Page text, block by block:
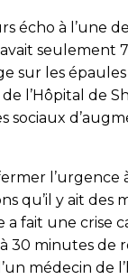
écho à l’une
seulement
sur les
l’Hôpital de
sociaux
l’urgence
qu’il y ait
fait une crise
à 30 minutes de
médecin de